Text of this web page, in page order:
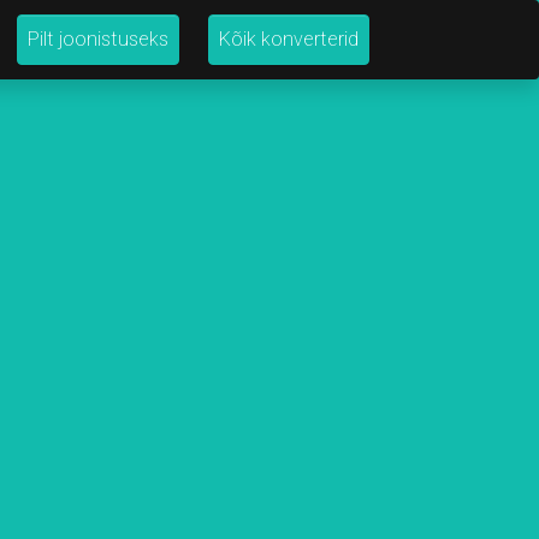
Pilt joonistuseks Kõik konverterid